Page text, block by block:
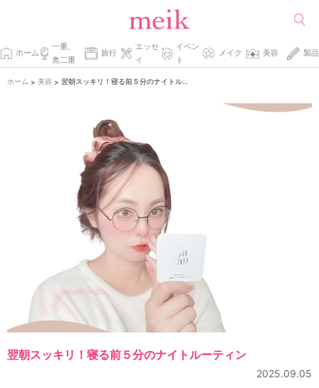
ホーム
一重、
奥二重
旅行
エッセ
イ
イベン
ト
メイク 美容 製品
ホーム > 美容 > 翌朝スッキリ！寝る前５分のナイトルーティン
翌朝スッキリ！寝る前５分のナイトルーティン
2025.09.05